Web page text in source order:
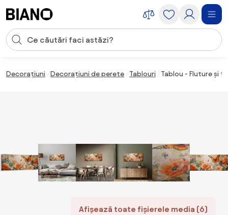
Introducerea căutării
Decorațiuni Decorațiuni de perete Tablouri Tablou - Fluture și
Afișează toate fișierele media (6)